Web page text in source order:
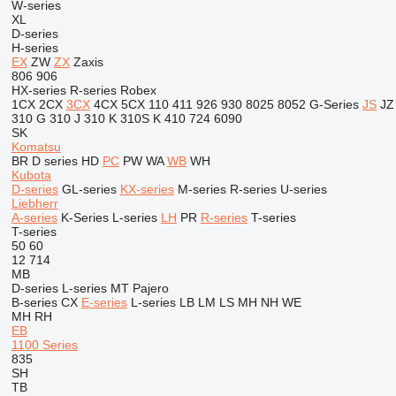
W-series
XL
D-series
H-series
EX ZW ZX Zaxis
806 906
HX-series R-series Robex
1CX 2CX 3CX 4CX 5CX 110 411 926 930 8025 8052 G-Series JS JZ
310 G 310 J 310 K 310S K 410 724 6090
SK
Komatsu
BR D series HD PC PW WA WB WH
Kubota
D-series GL-series KX-series M-series R-series U-series
Liebherr
A-series K-Series L-series LH PR R-series T-series
T-series
50 60
12 714
MB
D-series L-series MT Pajero
B-series CX E-series L-series LB LM LS MH NH WE
MH RH
EB
1100 Series
835
SH
TB